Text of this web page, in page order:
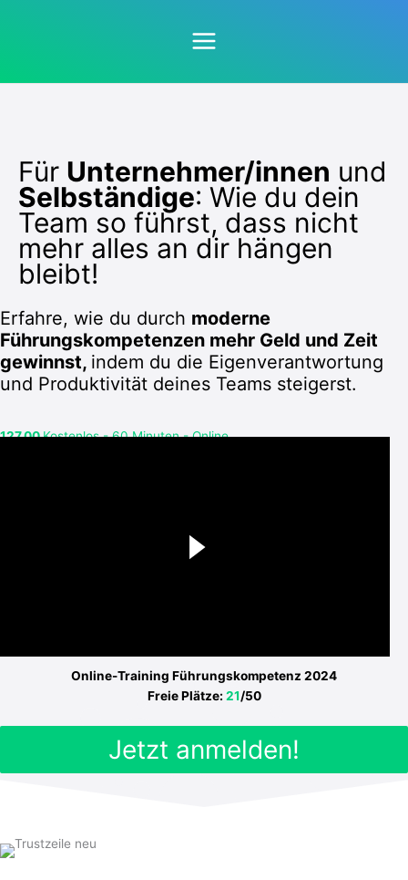
Für Unternehmer/innen und
Selbständige: Wie du dein
Team so führst, dass nicht
mehr alles an dir hängen
bleibt!
Erfahre, wie du durch moderne
Führungskompetenzen mehr Geld und Zeit
gewinnst, indem du die Eigenverantwortung
und Produktivität deines Teams steigerst.
127,00Kostenlos - 60 Minuten - Online
Online-Training Führungskompetenz 2024
Freie Plätze: 21/50
Jetzt anmelden!